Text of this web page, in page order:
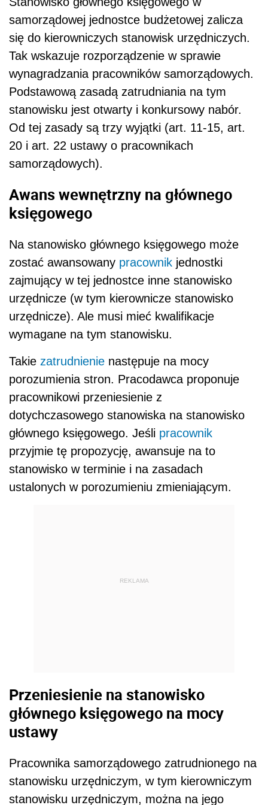
samorządowej jednostce budżetowej zalicza
się do kierowniczych stanowisk urzędniczych.
Tak wskazuje rozporządzenie w sprawie
wynagradzania pracowników samorządowych.
Podstawową zasadą zatrudniania na tym
stanowisku jest otwarty i konkursowy nabór.
Od tej zasady są trzy wyjątki (art. 11-15, art.
20 i art. 22 ustawy o pracownikach
samorządowych).
Awans wewnętrzny na głównego
księgowego
Na stanowisko głównego księgowego może
zostać awansowany pracownik jednostki
zajmujący w tej jednostce inne stanowisko
urzędnicze (w tym kierownicze stanowisko
urzędnicze). Ale musi mieć kwalifikacje
wymagane na tym stanowisku.
Takie zatrudnienie następuje na mocy
porozumienia stron. Pracodawca proponuje
pracownikowi przeniesienie z
dotychczasowego stanowiska na stanowisko
głównego księgowego. Jeśli pracownik
przyjmie tę propozycję, awansuje na to
stanowisko w terminie i na zasadach
ustalonych w porozumieniu zmieniającym.
REKLAMA
Przeniesienie na stanowisko
głównego księgowego na mocy
ustawy
Pracownika samorządowego zatrudnionego na
stanowisku urzędniczym, w tym kierowniczym
stanowisku urzędniczym, można na jego